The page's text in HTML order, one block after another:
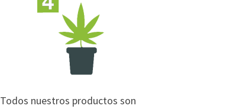
Todos nuestros productos son